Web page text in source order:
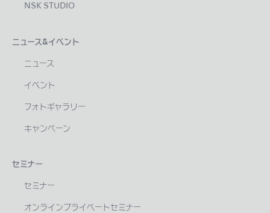
NSK STUDIO
ニュース&イベント
ニュース
イベント
フォトギャラリー
キャンペーン
セミナー
セミナー
オンラインプライベートセミナー